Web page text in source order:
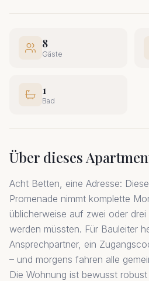
8
Gäste
1
Bad
Über dieses
Acht Betten, eine Adresse:
Promenade nimmt komplette
üblicherweise auf zwei oder
werden müssten. Für Bauleiter
Ansprechpartner, ein
– und morgens fahren alle
Die Wohnung ist bewusst